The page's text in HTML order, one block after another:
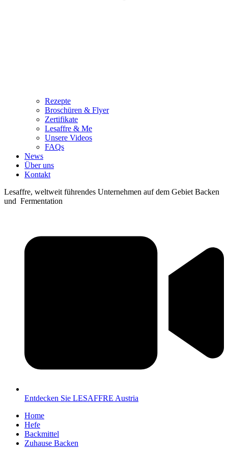
Rezepte
Broschüren & Flyer
Zertifikate
Lesaffre & Me
Unsere Videos
FAQs
News
Über uns
Kontakt
Lesaffre, weltweit führendes Unternehmen auf dem Gebiet Backen
und Fermentation
Entdecken Sie LESAFFRE Austria
Home
Hefe
Backmittel
Zuhause Backen